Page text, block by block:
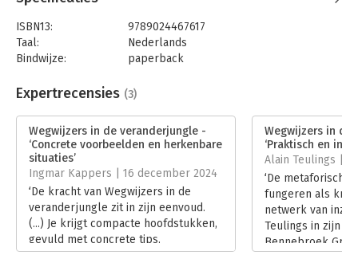
ISBN13:
9789024467617
Taal:
Nederlands
Bindwijze:
paperback
Uitgever:
Boom
Verschijningsdatum:
2-10-2024
Hoofdrubriek:
Expertrecensies (3)
Wegwijzers in de veranderjungle -
‘Concrete voorbeelden en herkenbare
situaties’
Ingmar Kappers | 16 december 2024
‘De kracht van Wegwijzers in de
veranderjungle zit in zijn eenvoud.
(...) Je krijgt compacte hoofdstukken,
gevuld met concrete tips,
persoonlijke inzichten en praktische
Wegwijzers in de
‘Praktisch en
Alain Teulings | 5
‘De metaforische
fungeren als
netwerk van
Teulings in zijn
Bennebroek